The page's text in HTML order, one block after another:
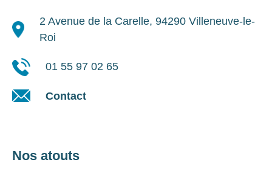
2 Avenue de la Carelle, 94290 Villeneuve-le-
Roi
01 55 97 02 65
Contact
Nos atouts